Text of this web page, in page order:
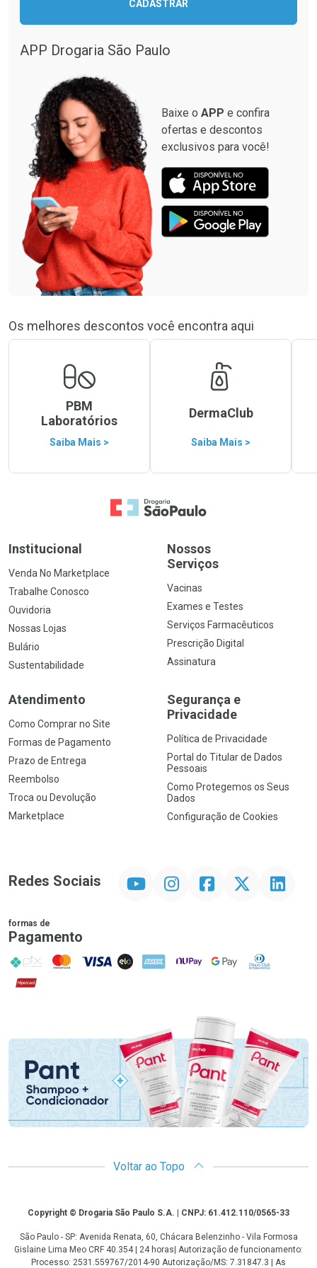
CADASTRAR
APP Drogaria São Paulo
Baixe o APP e confira
ofertas e descontos
exclusivos para você!
Os melhores descontos você encontra aqui
PBM
Laboratórios
Saiba Mais >
DermaClub
Saiba Mais >
Ir para a Home
Institucional
Venda No Marketplace
Trabalhe Conosco
Ouvidoria
Nossas Lojas
Bulário
Sustentabilidade
Nossos
Serviços
Vacinas
Exames e Testes
Serviços Farmacêuticos
Prescrição Digital
Assinatura
Atendimento
Como Comprar no Site
Formas de Pagamento
Prazo de Entrega
Reembolso
Troca ou Devolução
Marketplace
Segurança e
Privacidade
Política de Privacidade
Portal do Titular de Dados
Pessoais
Como Protegemos os Seus
Dados
Configuração de Cookies
Redes Sociais InstagramFacebookTwitter Linkedin
formas de
Pagamento
PIX MasterCard
VISA ELO AMEX NuPay Google PayDiners Club
Hipercard
Promoção em Destaque
Voltar ao Topo
CopyrightCopyright © Drogaria São Paulo S.A. | CNPJ: 61.412.110/0565-33
São Paulo - SP: Avenida Renata, 60, Chácara Belenzinho - Vila Formosa
Gislaine Lima Meo CRF 40.354 | 24 horas| Autorização de funcionamento:
Processo: 2531.559767/2014-90 Autorização/MS: 7.31847.3 | As